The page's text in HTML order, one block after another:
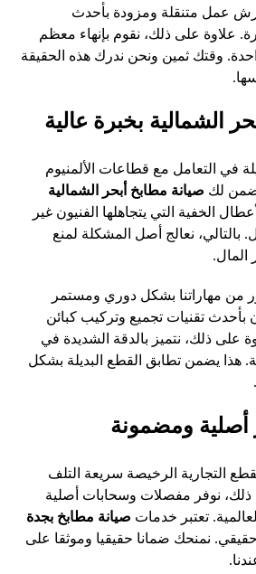
عمل متنقلة ومزودة بأحدث
علاوة على ذلك، نقوم بإنهاء معظم
وقتك ثمين ونحن ندرك هذه الحقيقة
الشمالية بخبرة عالية
في التعامل مع قطاعات الألمنيوم
لك صيانة مطابخ أبحر الشمالية
الخفية التي يتجاهلها الفنيون غير
نعالج أصل المشكلة لمنع
المال.
من مهاراتنا بشكل دوري ومستمر
بأحدث تقنيات تجميع وتركيب كبائن
على ذلك، نتميز بالدقة الشديدة في
هذا يضمن تطابق القطع البديلة بشكل
أصلية ومضمونة
التجارية الرخيصة سريعة التلف
ذلك، نوفر مفصلات وسحابات أصلية
تعتبر خدمات صيانة مطابخ بجدة
حقيقي. نمنحك ضمانا حقيقيا وموثقا على